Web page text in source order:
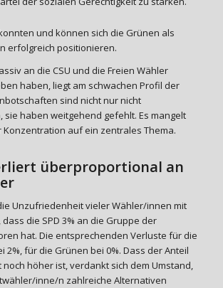
und können sich die Grünen als
erfolgreich positionieren.
an die CSU und die Freien Wähler
haben, liegt am schwachen Profil der
sind nicht nur nicht
sie haben weitgehend gefehlt. Es mangelt
Konzentration auf ein zentrales Thema.
überproportional an
Unzufriedenheit vieler Wähler/innen mit
dass die SPD 3% an die Gruppe der
hat. Die entsprechenden Verluste für die
2%, für die Grünen bei 0%. Dass der Anteil
noch höher ist, verdankt sich dem Umstand,
inne/n zahlreiche Alternativen